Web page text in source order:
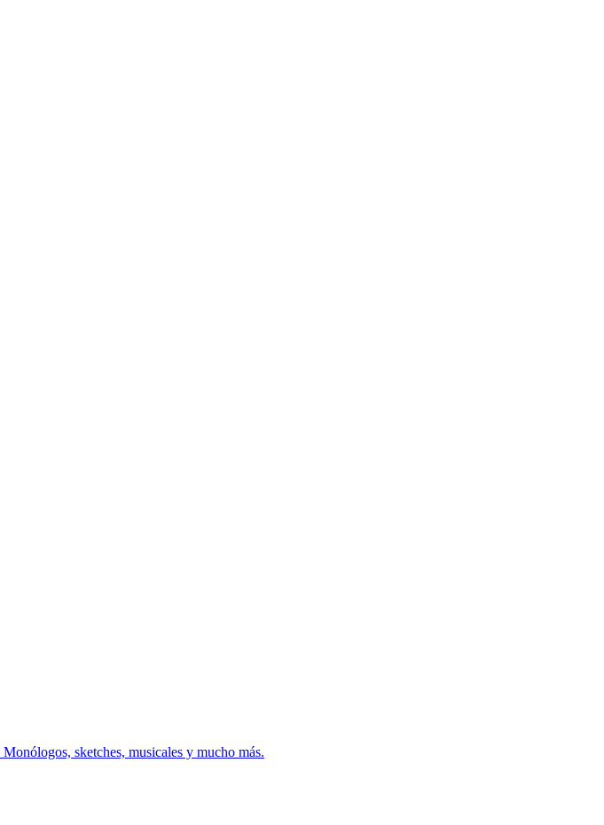
Monólogos, sketches, musicales y mucho más.